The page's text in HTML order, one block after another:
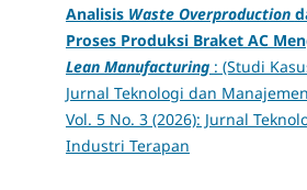
Analisis Waste Overproduction
Proses Produksi Braket AC
Lean Manufacturing : (Studi
Jurnal Teknologi dan
Vol. 5 No. 3 (2026): Jurnal
Industri Terapan